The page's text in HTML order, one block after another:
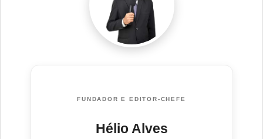
FUNDADOR E EDITOR-CHEFE
Hélio Alves